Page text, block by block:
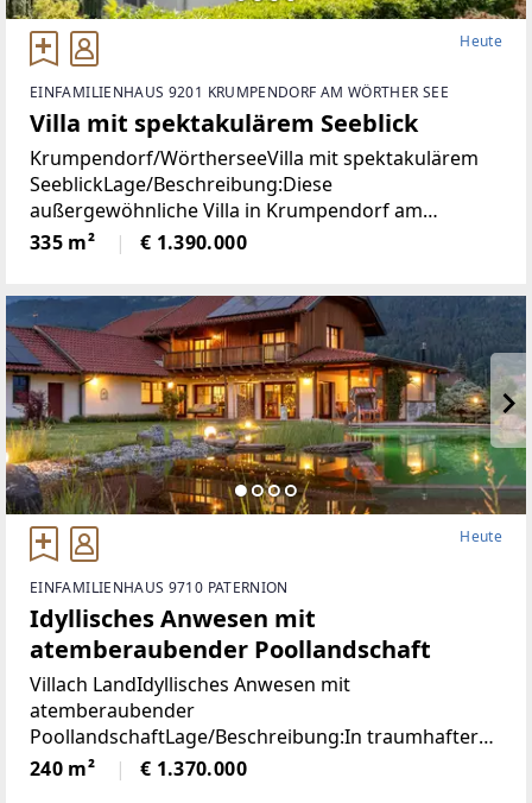
Heute
EINFAMILIENHAUS 9201 KRUMPENDORF AM WÖRTHER SEE
Villa mit spektakulärem Seeblick
Krumpendorf/WörtherseeVilla mit spektakulärem
SeeblickLage/Beschreibung:Diese
außergewöhnliche Villa in Krumpendorf am
Wörthersee vereint großzügiges Wohnen, exklusive
Ausstattung und eine unvergleichliche Aussicht in
335 m² € 1.390.000
Heute
EINFAMILIENHAUS 9710 PATERNION
Idyllisches Anwesen mit
atemberaubender Poollandschaft
Villach LandIdyllisches Anwesen mit
atemberaubender
PoollandschaftLage/Beschreibung:In traumhafter
Lage von Feffernitz präsentiert sich dieses
außergewöhnliche Anwesen als wahres Refugium
240 m² € 1.370.000